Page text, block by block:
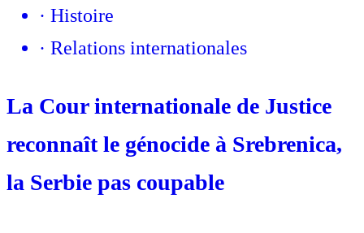
· Histoire
· Relations internationales
La Cour internationale de Justice
reconnaît le génocide à Srebrenica,
la Serbie pas coupable